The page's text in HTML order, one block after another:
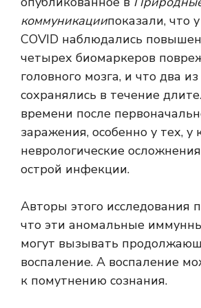
коммуникациипоказали, что
COVID наблюдались
четырех биомаркеров
головного мозга, и что два
сохранялись в течение
времени после
заражения, особенно у тех, у
неврологические
острой инфекции.
Авторы этого исследования
что эти аномальные
могут вызывать
воспаление. А воспаление
к помутнению сознания.